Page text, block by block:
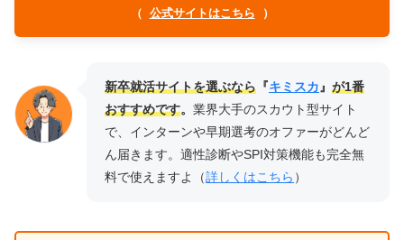
（ 公式サイトはこちら ）
新卒就活サイトを選ぶなら 『キミスカ』 が1番
おすすめです。 業界大手のスカウト型サイト
で、インターンや早期選考のオファーがどんど
ん届きます。適性診断やSPI対策機能も完全無
料で使えますよ（詳しくはこちら ）